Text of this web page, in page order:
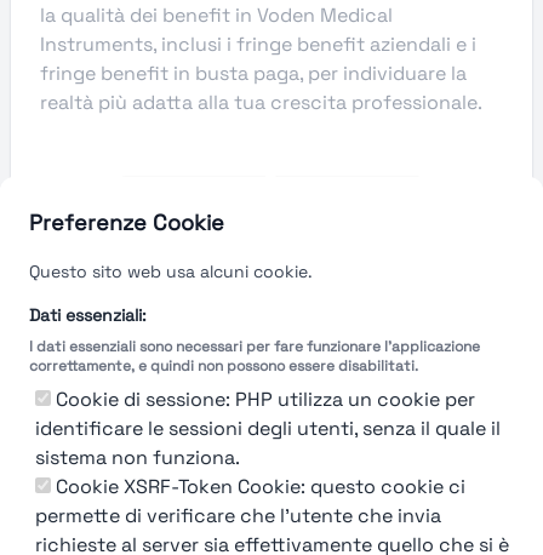
Preferenze Cookie
Questo sito web usa alcuni cookie.
Dati essenziali:
I dati essenziali sono necessari per fare funzionare l'applicazione
correttamente, e quindi non possono essere disabilitati.
Cookie di sessione: PHP utilizza un cookie per
identificare le sessioni degli utenti, senza il quale il
sistema non funziona.
Cookie XSRF-Token Cookie: questo cookie ci
permette di verificare che l'utente che invia
richieste al server sia effettivamente quello che si è
la qualità dei benefit in Voden Medical
Instruments, inclusi i fringe benefit aziendali e i
fringe benefit in busta paga, per individuare la
realtà più adatta alla tua crescita professionale.
Ops! Non sei loggato
LoginorIscrivitiper vedere